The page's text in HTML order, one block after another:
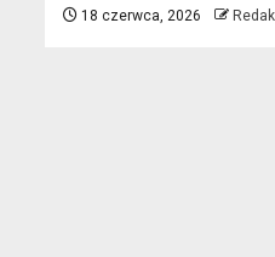
18 czerwca, 2026